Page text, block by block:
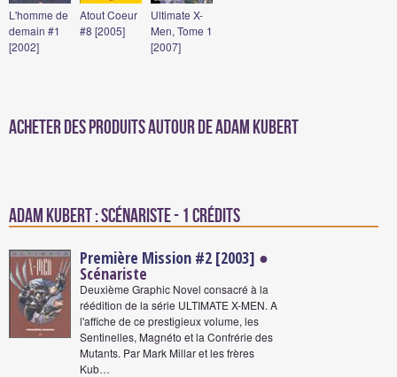
L'homme de
demain #1
[2002]
Atout Coeur
#8 [2005]
Ultimate X-
Men, Tome 1
[2007]
Acheter des produits autour de Adam Kubert
Adam Kubert : Scénariste - 1 crédits
Première Mission #2 [2003] ●
Scénariste
Deuxième Graphic Novel consacré à la
réédition de la série ULTIMATE X-MEN. A
l'affiche de ce prestigieux volume, les
Sentinelles, Magnéto et la Confrérie des
Mutants. Par Mark Millar et les frères
Kub…